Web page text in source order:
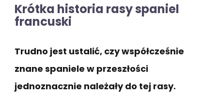
Krótka historia rasy spaniel
francuski
Trudno jest ustalić, czy współcześnie
znane spaniele w przeszłości
jednoznacznie należały do tej rasy.